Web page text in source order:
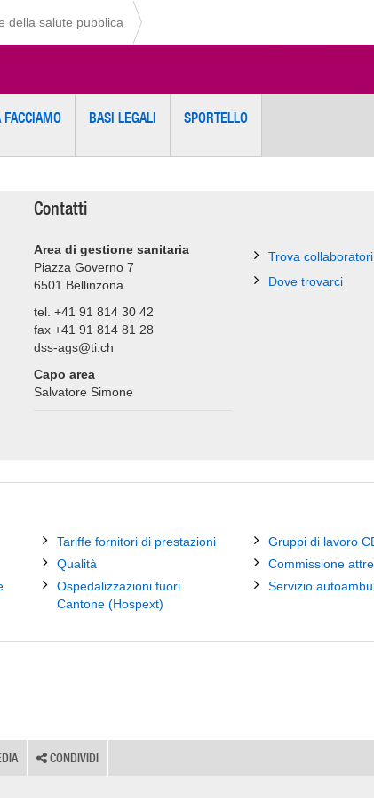
della salute pubblica
FACCIAMO BASI LEGALI SPORTELLO
Contatti
Area di gestione sanitaria
Piazza Governo 7
6501 Bellinzona
tel. +41 91 814 30 42
fax +41 91 814 81 28
dss-ags@ti.ch
Capo area
Salvatore Simone
Trova collaboratori
Dove trovarci
Tariffe fornitori di prestazioni
Qualità
Ospedalizzazioni fuori
Cantone (Hospext)
Gruppi di lavoro
Commissione
Servizio
CONDIVIDI